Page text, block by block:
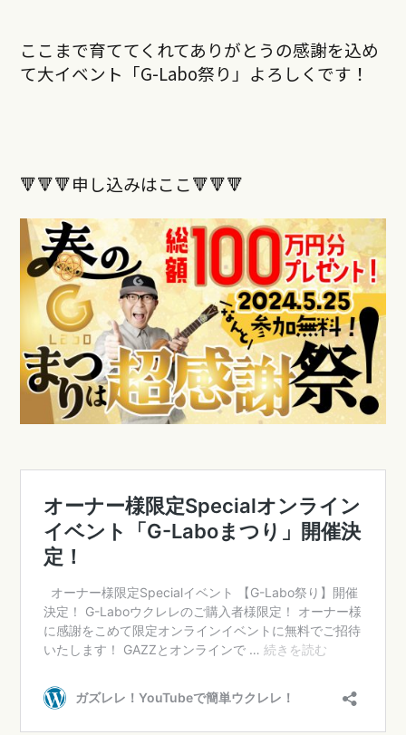
ここまで育ててくれてありがとうの感謝を込め
て大イベント「G-Labo祭り」よろしくです！
🔻🔻🔻申し込みはここ🔻🔻🔻